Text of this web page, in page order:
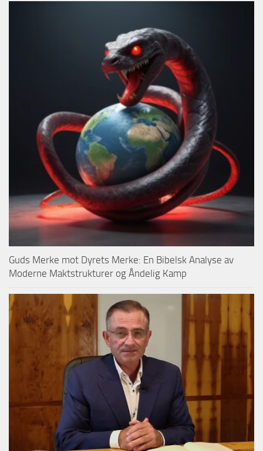
Guds Merke mot Dyrets Merke: En Bibelsk Analyse av
Moderne Maktstrukturer og Åndelig Kamp